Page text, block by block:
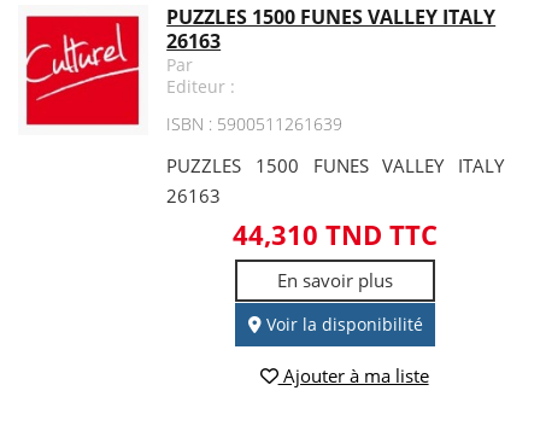
PUZZLES 1500 FUNES VALLEY ITALY
26163
Par
Editeur :
ISBN : 5900511261639
PUZZLES 1500 FUNES VALLEY ITALY
26163
44,310 TND TTC
En savoir plus
Voir la disponibilité
Ajouter à ma liste